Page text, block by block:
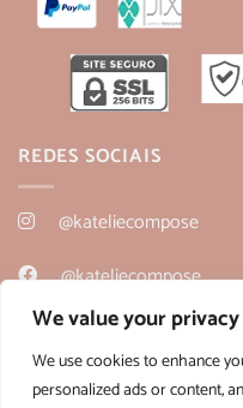
We value your privacy
We use cookies to enhance
personalized ads or content,
REDES SOCIAIS
@kateliecompose
@kateliecompose
@kateliecompose